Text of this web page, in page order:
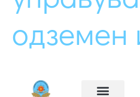
одземен